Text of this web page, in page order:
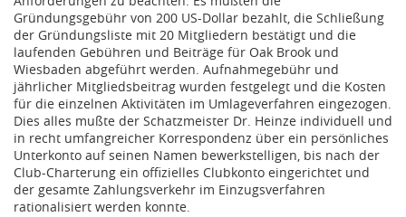
Gründungsgebühr von 200 US-Dollar bezahlt, die Schließung
der Gründungsliste mit 20 Mitgliedern bestätigt und die
laufenden Gebühren und Beiträge für Oak Brook und
Wiesbaden abgeführt werden. Aufnahmegebühr und
jährlicher Mitgliedsbeitrag wurden festgelegt und die Kosten
für die einzelnen Aktivitäten im Umlageverfahren eingezogen.
Dies alles mußte der Schatzmeister Dr. Heinze individuell und
in recht umfangreicher Korrespondenz über ein persönliches
Unterkonto auf seinen Namen bewerkstelligen, bis nach der
Club-Charterung ein offizielles Clubkonto eingerichtet und
der gesamte Zahlungsverkehr im Einzugsverfahren
rationalisiert werden konnte.